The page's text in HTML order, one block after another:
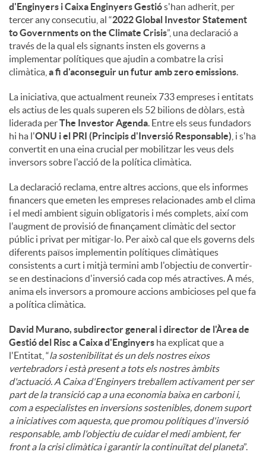
d'Enginyers i Caixa Enginyers Gestiós'han adherit, per
tercer any consecutiu, al “2022 Global Investor Statement
to Governments on the Climate Crisis”, una declaració a
través de la qual els signants insten els governs a
implementar polítiques que ajudin a combatre la crisi
climàtica, a fi d'aconseguir un futur amb zero emissions.
La iniciativa, que actualment reuneix 733 empreses i entitats
els actius de les quals superen els 52 bilions de dòlars, està
liderada perThe Investor Agenda. Entre els seus fundadors
hi ha l'ONU i el PRI (Principis d'Inversió Responsable) , i s'ha
convertit en una eina crucial per mobilitzar les veus dels
inversors sobre l'acció de la política climàtica.
La declaració reclama, entre altres accions, que els informes
financers que emeten les empreses relacionades amb el clima
i el medi ambient siguin obligatoris i més complets, així com
l'augment de provisió de finançament climàtic del sector
públic i privat per mitigar-lo. Per això cal que els governs dels
diferents països implementin polítiques climàtiques
consistents a curt i mitjà termini amb l'objectiu de convertir-
se en destinacions d'inversió cada cop més atractives. A més,
anima els inversors a promoure accions ambicioses pel que fa
a política climàtica.
David Murano, subdirector general i director de l'Àrea de
Gestió del Risc a Caixa d'Enginyers ha explicat que a
l'Entitat, “la sostenibilitat és un dels nostres eixos
vertebradors i està present a tots els nostres àmbits
d'actuació. A Caixa d'Enginyers treballem activament per ser
part de la transició cap a una economia baixa en carboni i,
com a especialistes en inversions sostenibles, donem suport
a iniciatives com aquesta, que promou polítiques d'inversió
responsable, amb l'objectiu de cuidar el medi ambient, fer
front a la crisi climàtica i garantir la continuïtat del planeta”.